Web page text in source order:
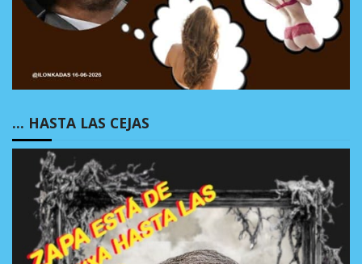
… HASTA LAS CEJAS